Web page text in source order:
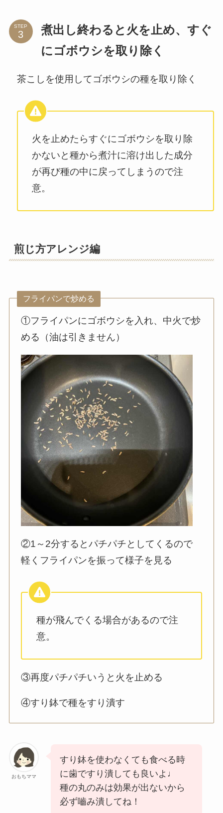
STEP
煮出し終わると火を止め、すぐ
にゴボウシを取り除く
茶こしを使用してゴボウシの種を取り除く
火を止めたらすぐにゴボウシを取り除
かないと種から煮汁に溶け出した成分
が再び種の中に戻ってしまうので注
意。
煎じ方アレンジ編
フライパンで炒める
①フライパンにゴボウシを入れ、中火で炒
める（油は引きません）
②1～2分するとパチパチとしてくるので
軽くフライパンを振って様子を見る
種が飛んでくる場合があるので注
意。
③再度パチパチいうと火を止める
④すり鉢で種をすり潰す
おもちママ
すり鉢を使わなくても食べる時
に歯ですり潰しても良いよ♩
種の丸のみは効果が出ないから
必ず嚙み潰してね！